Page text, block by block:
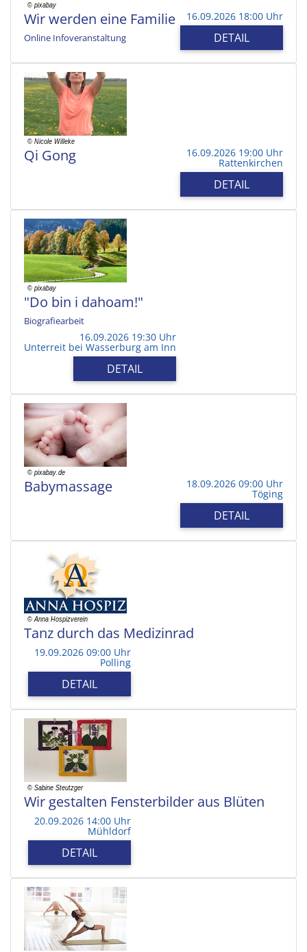
Wir werden eine Familie
Online Infoveranstaltung
16.09.2026 18:00 Uhr
DETAIL
Qi Gong 16.09.2026 19:00 Uhr
Rattenkirchen
DETAIL
"Do bin i dahoam!"
Biografiearbeit
16.09.2026 19:30 Uhr
Unterreit bei Wasserburg am Inn
DETAIL
Babymassage 18.09.2026 09:00 Uhr
Töging
DETAIL
Tanz durch das Medizinrad
19.09.2026 09:00 Uhr
Polling
DETAIL
Wir gestalten Fensterbilder aus Blüten
20.09.2026 14:00 Uhr
Mühldorf
DETAIL